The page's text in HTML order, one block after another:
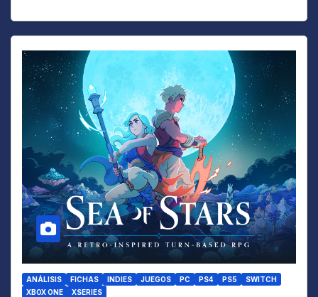
ANÁLISIS FICHAS INDIES JUEGOS PC PS4 PS5
SWITCH
XBOX ONE
XSERIES